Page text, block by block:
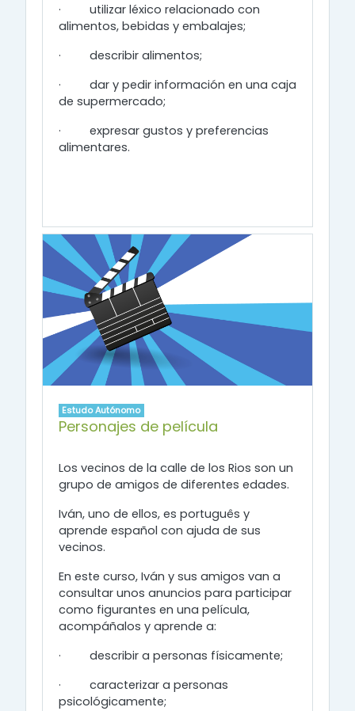
· utilizar léxico relacionado con
alimentos, bebidas y embalajes;
· describir alimentos;
· dar y pedir información en una caja
de supermercado;
· expresar gustos y preferencias
alimentares.
Estudo Autónomo
Personajes de película
Los vecinos de la calle de los Rios son un
grupo de amigos de diferentes edades.
Iván, uno de ellos, es português y
aprende español con ajuda de sus
vecinos.
En este curso, Iván y sus amigos van a
consultar unos anuncios para participar
como figurantes en una película,
acompáñalos y aprende a:
· describir a personas físicamente;
· caracterizar a personas
psicológicamente;